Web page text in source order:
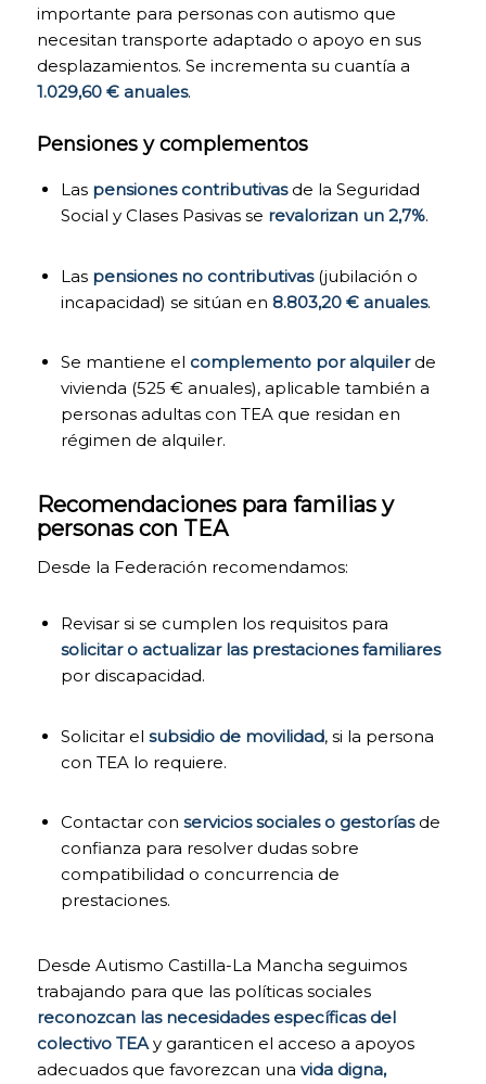
importante para personas con autismo que
necesitan transporte adaptado o apoyo en sus
desplazamientos. Se incrementa su cuantía a
1.029,60 € anuales.
Pensiones y complementos
Las pensiones contributivasde la Seguridad
Social y Clases Pasivas se revalorizan un 2,7%.
Las pensiones no contributivas(jubilación o
incapacidad) se sitúan en 8.803,20 € anuales.
Se mantiene el complemento por alquilerde
vivienda (525 € anuales), aplicable también a
personas adultas con TEA que residan en
régimen de alquiler.
Recomendaciones para familias y
personas con TEA
Desde la Federación recomendamos:
Revisar si se cumplen los requisitos para
solicitar o actualizar las prestaciones familiares
por discapacidad.
Solicitar el subsidio de movilidad, si la persona
con TEA lo requiere.
Contactar con servicios sociales o gestoríasde
confianza para resolver dudas sobre
compatibilidad o concurrencia de
prestaciones.
Desde Autismo Castilla-La Mancha seguimos
trabajando para que las políticas sociales
reconozcan las necesidades específicas del
colectivo TEAy garanticen el acceso a apoyos
adecuados que favorezcan una vida digna,
navegación. Puedes
activar o desactivar
estas cookies
marcando la casilla
correspondiente,
por defecto.
COOKIES DE
PUBLICIDAD /
COMPORTAMENTAL.
Para mejorar la
gestión de la
en nuestra página
web, a fin de que sea
más útil y diversa, y
menos repetitiva, y
para mostrarte
publicidad ajustada a
gustos e intereses
personales. Puedes
activarlas o
desactivarlas. (Pincha
para desplegar más
Las cookies de
publicidad nos
permiten la gestión de
los espacios
en base a criterios
como el contenido
muestran los anuncios.
Así por ejemplo, si se te
ha mostrado varias
veces un mismo
anuncio en nuestra
personal haciendo clic
sobre él, este no
volverá a aparecer. En
este tipo de cookies, la
publicidad mostrada en